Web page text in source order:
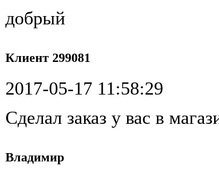
добрый
Клиент 299081
2017-05-17 11:58:29
Сделал заказ у вас в
Владимир